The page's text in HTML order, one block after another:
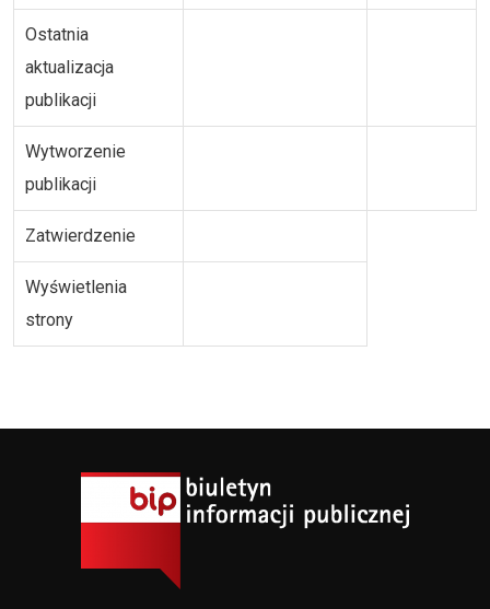
Ostatnia
aktualizacja
publikacji
Wytworzenie
publikacji
Zatwierdzenie
Wyświetlenia
strony